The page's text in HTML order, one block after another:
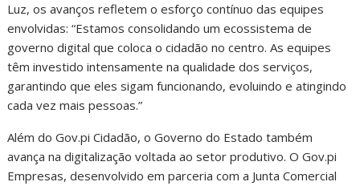
Luz, os avanços refletem o esforço contínuo das equipes
envolvidas: “Estamos consolidando um ecossistema de
governo digital que coloca o cidadão no centro. As equipes
têm investido intensamente na qualidade dos serviços,
garantindo que eles sigam funcionando, evoluindo e atingindo
cada vez mais pessoas.”
Além do Gov.pi Cidadão, o Governo do Estado também
avança na digitalização voltada ao setor produtivo. O Gov.pi
Empresas, desenvolvido em parceria com a Junta Comercial